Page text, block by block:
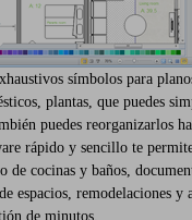
símbolos para
plantas, que puedes
puedes reorganizarlos
rápido y sencillo te
de cocinas y baños,
espacios, remodelaciones y
de minutos.